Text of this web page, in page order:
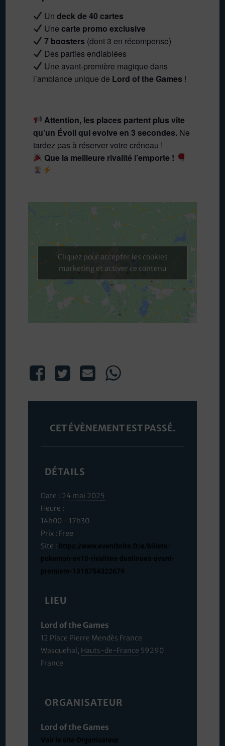
Undeck de 40 cartes
Unecarte promo exclusive
7 boosters (dont 3 en récompense)
Des parties endiablées
Une avant-première magique dans
l’ambiance unique de Lord of the Games !
Attention, les places partent plus vite
qu’un Évoli qui evolve en 3 secondes. Ne
tardez pas à réserver votre créneau !
Que la meilleure rivalité l’emporte !
Cliquez pour accepter les cookies
marketing et activer ce contenu
CET ÉVÈNEMENT EST PASSÉ.
DÉTAILS
Date : 24 mai 2025
Heure :
14h00 - 17h30
Prix : Free
Site : https://www.eventbrite.fr/e/billets-
pokemon-ev10-rivalites-destinees-avant-
premiere-1318754322679
LIEU
Lord of the Games
12 Place Pierre Mendès France
Wasquehal , Hauts-de-France 59290
France
ORGANISATEUR
Lord of the Games
Voir le site Organisateur